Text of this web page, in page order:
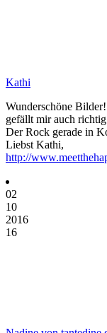
Kathi
Wunderschöne
gefällt mir auch
Der Rock gerade in
Liebst Kathi,
http://
02
10
2016
16